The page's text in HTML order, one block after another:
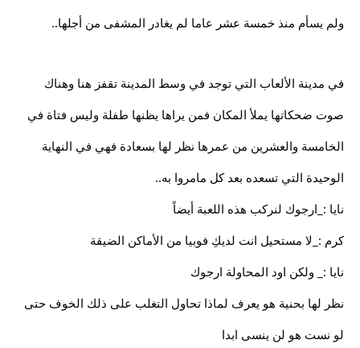
ولم يسأم منذ خمسة عشر عاما لم يغادر المشفى من أجلها..
في مدينة الألعاب التي توجد في وسط المدينة تقفز هنا وهناك
صوت ضحكاتها يملأ المكان فمن يراها يظنها طفلة وليس فتاة في
الخامسة والعشرين من عمرها نظر لها بسعادة فهي في النهاية
الوحيدة التي تسعده بعد كل مامروا به..
نايا :_ارجوك لنركب هذه اللعبة أيضاً
كرم :_لا مستحيل انت لديكِ فوبيا من الأماكن الضيقة
نايا :_ ولكن اود المحاولة ارجوك
نظر لها بحنية هو يعرف لماذا تحاول التغلب على ذلك الخوف حتى
لو نست هو لن ينسى ابدا